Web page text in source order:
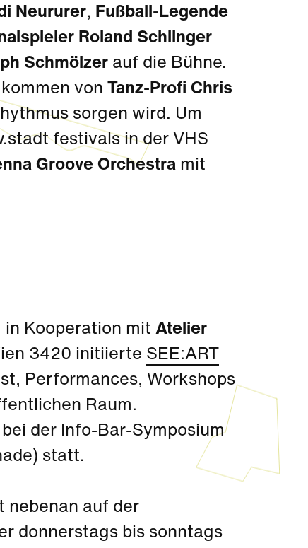
Neururer, Fußball-Legende
Roland Schlinger
Schmölzer auf die Bühne.
von Tanz-Profi Chris
sorgen wird. Um
festivals in der VHS
Groove Orchestra mit
in Kooperation mit Atelier
3420 initiierte SEE:ART
Performances, Workshops
Raum.
der Info-Bar-Symposium
statt.
nebenan auf der
donnerstags bis sonntags